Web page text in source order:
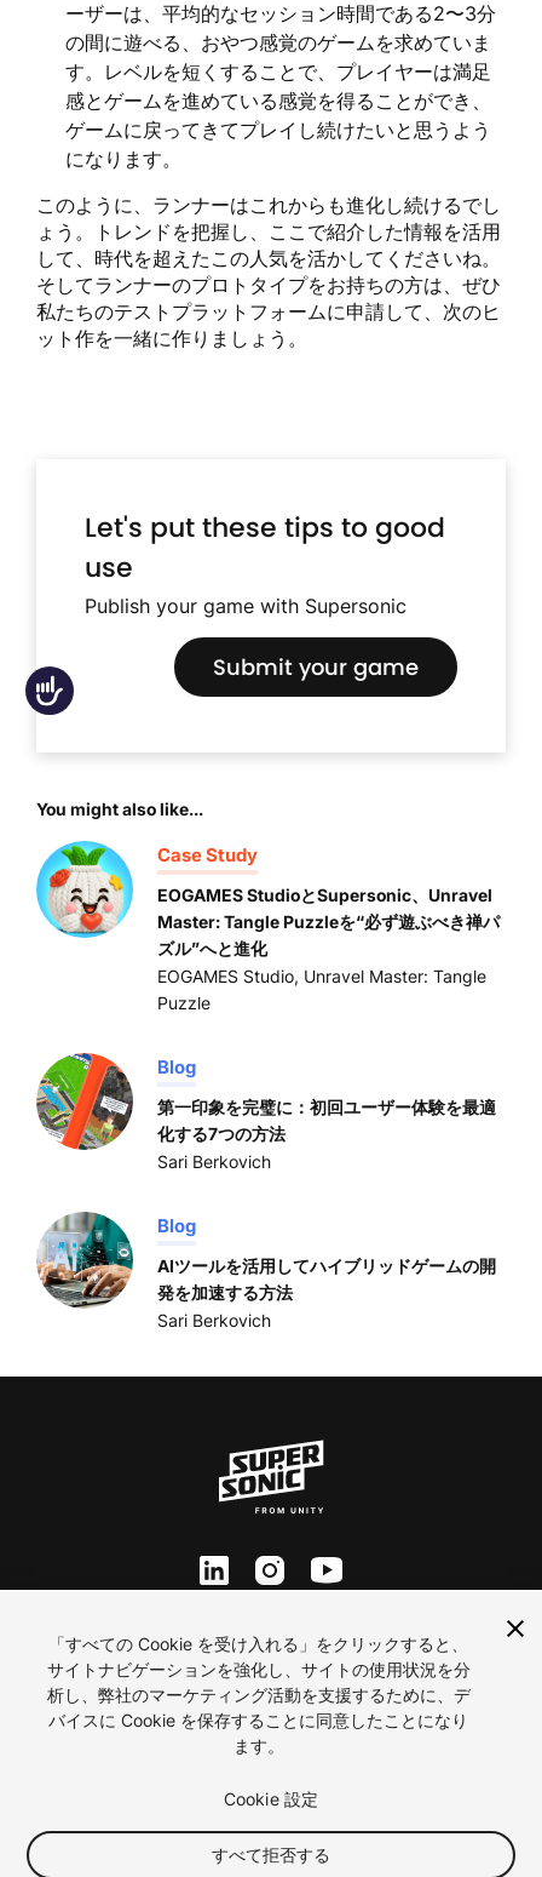
Accessibility
ーザーは、平均的なセッション時間である2〜3分
の間に遊べる、おやつ感覚のゲームを求めていま
す。レベルを短くすることで、プレイヤーは満足
感とゲームを進めている感覚を得ることができ、
ゲームに戻ってきてプレイし続けたいと思うよう
になります。
このように、ランナーはこれからも進化し続けるでし
ょう。トレンドを把握し、ここで紹介した情報を活用
して、時代を超えたこの人気を活かしてくださいね。
そしてランナーのプロトタイプをお持ちの方は、ぜひ
私たちのテストプラットフォームに申請して、次のヒ
ット作を一緒に作りましょう。
Let's put these tips to good
use
Publish your game with Supersonic
Submit your game
You might also like...
Case Study
EOGAMES StudioとSupersonic、Unravel
Master: Tangle Puzzleを“必ず遊ぶべき禅パ
ズル”へと進化
EOGAMES Studio, Unravel Master: Tangle
Puzzle
Blog
第一印象を完璧に：初回ユーザー体験を最適
化する7つの方法
Sari Berkovich
Blog
AIツールを活用してハイブリッドゲームの開
発を加速する方法
Sari Berkovich
ln inst yt
Contact Us
Careers
プライバシー
利用規約
Cookie 優先設定
2026 ironSource
「すべての Cookie を受け入れる」をクリックすると、
サイトナビゲーションを強化し、サイトの使用状況を分
析し、弊社のマーケティング活動を支援するために、デ
バイスに Cookie を保存することに同意したことになり
ます。
Cookie 設定
すべて拒否する